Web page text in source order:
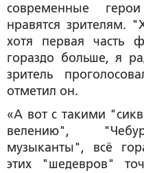
современные
нравятся зрителям.
хотя первая часть
гораздо больше, я
зритель
отметил он.
«А вот с такими
велению",
музыканты", всё
этих "шедевров"